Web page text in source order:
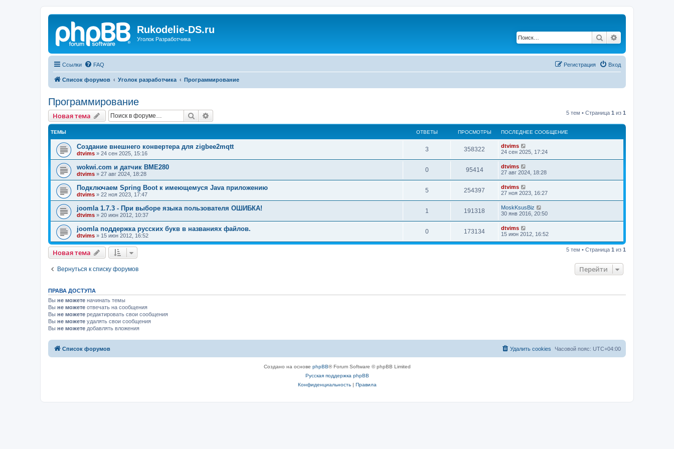
Rukodelie-DS.ru
Уголок Разработчика Поиск
Ссылки FAQ Вход
Регистрация
Список форумов Уголок разработчика Программирование
Программирование
Новая тема Поиск 5 тем • Страница 1 из 1
ТЕМЫ ОТВЕТЫ ПРОСМОТРЫ ПОСЛЕДНЕЕ СООБЩЕНИЕ
Создание внешнего конвертера для zigbee2mqtt
dtvims » 24 сен 2025, 15:16
3 358322
dtvims
24 сен 2025, 17:24
wokwi.com и датчик BME280
dtvims » 27 авг 2024, 18:28
0 95414
dtvims
27 авг 2024, 18:28
Подключаем Spring Boot к имеющемуся Java приложению
dtvims » 22 ноя 2023, 17:47
5 254397
dtvims
27 ноя 2023, 16:27
joomla 1.7.3 - При выборе языка пользователя ОШИБКА!
dtvims » 20 июн 2012, 10:37
1 191318
MoskKsusBiz
30 янв 2016, 20:50
joomla поддержка русских букв в названиях файлов.
dtvims » 15 июн 2012, 16:52
0 173134
dtvims
15 июн 2012, 16:52
Новая тема 5 тем • Страница 1 из 1
Вернуться к списку форумов Перейти
ПРАВА ДОСТУПА
Вы не можете начинать темы
Вы не можете отвечать на сообщения
Вы не можете редактировать свои сообщения
Вы не можете удалять свои сообщения
Вы не можете добавлять вложения
Список форумов Часовой пояс: UTC+04:00
Удалить cookies
Создано на основе phpBB® Forum Software © phpBB Limited
Русская поддержка phpBB
Конфиденциальность| Правила